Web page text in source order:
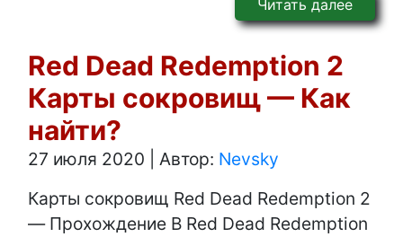
Читать далее
Red Dead Redemption 2
Карты сокровищ — Как
найти?
27 июля 2020 Автор: Nevsky
Карты сокровищ Red Dead Redemption 2
— Прохождение В Red Dead Redemption